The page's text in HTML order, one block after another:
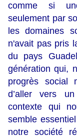
comme si
seulement par
les domaines
n'avait pas pris
du pays
génération qui,
progrès social
d’aller vers
contexte qui
semble
notre société